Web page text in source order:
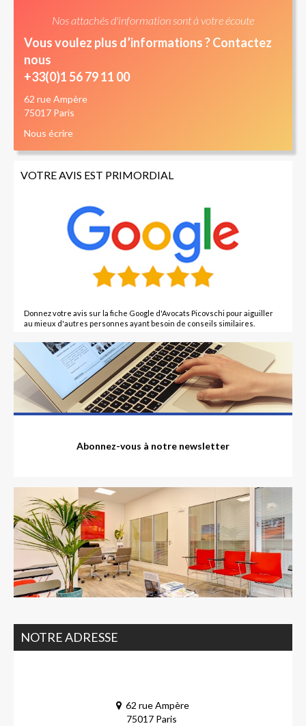
Nos attachés d'information sont à votre écoute
Vous voulez plus d’informations ? Contactez
nous
+33(0)1 56 79 11 00
62 rue Ampère
75017 Paris
Nous écrire
VOTRE AVIS EST PRIMORDIAL
Donnez votre avis sur la fiche Google d'Avocats Picovschi pour aiguiller
au mieux d'autres personnes ayant besoin de conseils similaires.
Abonnez-vous à notre newsletter
NOTRE ADRESSE
62 rue Ampère
75017 Paris